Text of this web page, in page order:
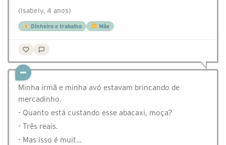
(Isabely, 4 anos)
Dinheiro e trabalho Mãe
Minha irmã e minha avó estavam brincando de
mercadinho.
- Quanto está custando esse abacaxi, moça?
- Três reais.
- Mas isso é muit…